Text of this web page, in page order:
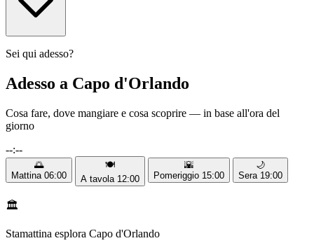
Sei qui adesso?
Adesso a Capo d'Orlando
Cosa fare, dove mangiare e cosa scoprire — in base all'ora del
giorno
--:--
🌅
Mattina 06:00
🍽️
A tavola 12:00
🌇
Pomeriggio 15:00
🌙
Sera 19:00
🏛️
Stamattina esplora Capo d'Orlando